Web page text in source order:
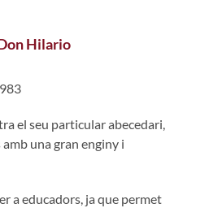
Hilario
el seu particular abecedari,
una gran enginy i
a educadors, ja que permet